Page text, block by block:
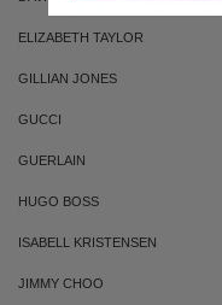
ELIZABETH TAYLOR
GILLIAN JONES
GUCCI
GUERLAIN
HUGO BOSS
ISABELL KRISTENSEN
JIMMY CHOO